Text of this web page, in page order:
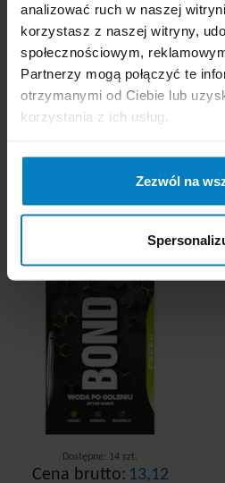
analizować ruch w naszej
korzystasz z naszej witryny,
społecznościowym,
Partnerzy mogą połączyć te
otrzymanymi od Ciebie lub
korzystania z ich usług.
Zezwól na
KLIENCI
TEN
Bond płyn po goleniu o
Dostępne: 14 szt.
Cena brutto: 13,12